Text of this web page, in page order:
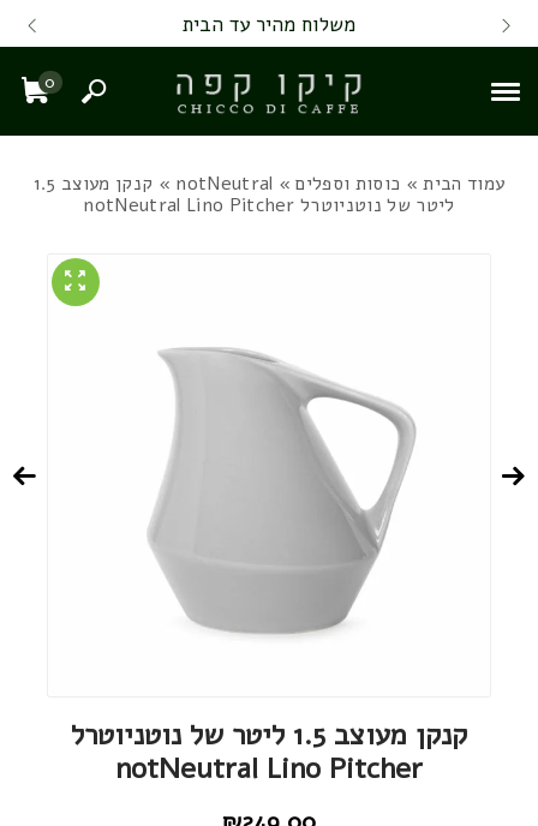
Skip to Content
Contact Us משלוח מהיר עד הבית
0
חיפוש
עמוד הבית» כוסות וספלים»
notNeutral
» קנקן מעוצב 1.5
ליטר של נוטניוטרל notNeutral Lino Pitcher
קנקן מעוצב 1.5 ליטר של נוטניוטרל
notNeutral Lino Pitcher
Back top top